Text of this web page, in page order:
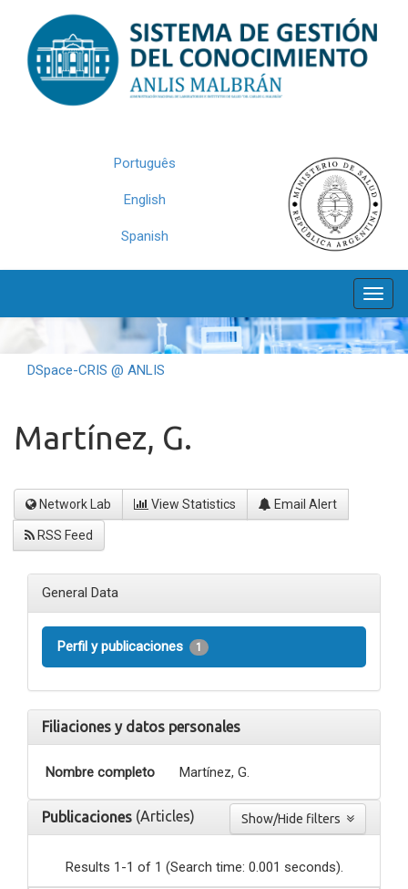
navigation
Português
English
Spanish
DSpace-CRIS @ ANLIS
Martínez, G.
Network Lab View Statistics Email Alert
RSS Feed
General Data
Perfil y publicaciones 1
Filiaciones y datos personales
Nombre completo Martínez, G.
Publicaciones (Articles)
Results 1-1 of 1 (Search time: 0.001 seconds).